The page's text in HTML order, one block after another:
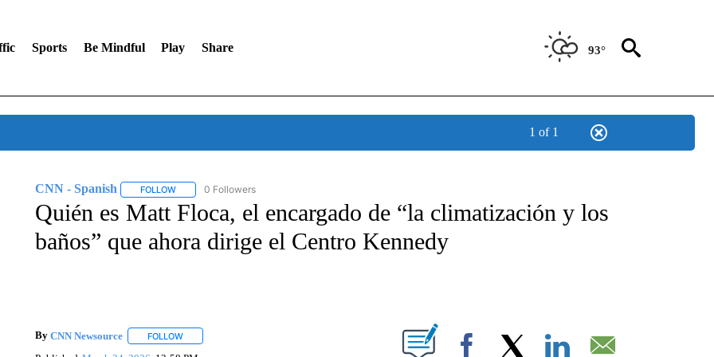
Sports Be Mindful Play Share 93°
1 of 1
CNN - Spanish FOLLOWFOLLOW "CNN - SPANISH" TO RECEIVE NOTIFICATIONS ABOUT NEW PAGES ON "CNN - SPANISH".
0 Followers
Quién es Matt Floca, el encargado de “la climatización y los
baños” que ahora dirige el Centro Kennedy
By CNN Newsource FOLLOWFOLLOW "" TO RECEIVE NOTIFICATIONS ABOUT NEW PAGES ON "".